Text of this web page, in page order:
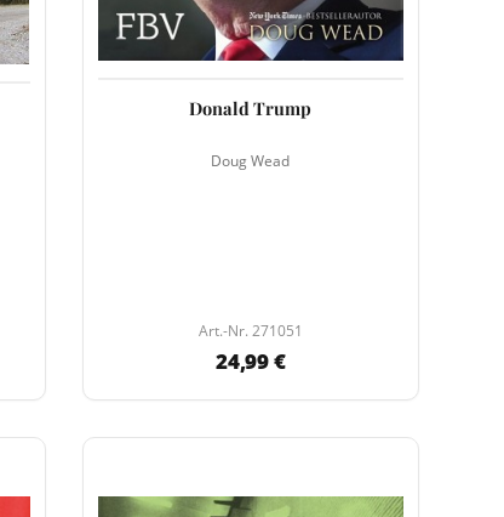
Donald Trump
Doug Wead
Art.-Nr. 271051
24,99 €